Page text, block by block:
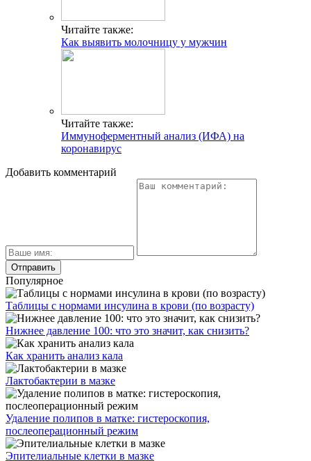
Читайте также:
Как выявить молочницу у мужчин
Читайте также:
Иммуноферментный анализ (ИФА) на
коронавирус
Добавить комментарий
Популярное
Таблицы с нормами инсулина в крови (по возрасту)
Нижнее давление 100: что это значит, как снизить?
Как хранить анализ кала
Лактобактерии в мазке
Удаление полипов в матке: гистероскопия,
послеоперационный режим
Эпителиальные клетки в мазке